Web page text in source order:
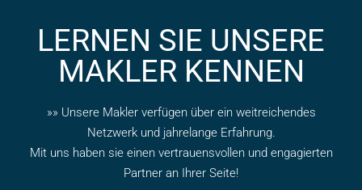
LERNEN SIE UNSERE
MAKLER KENNEN
»» Unsere Makler verfügen über ein weitreichendes
Netzwerk und jahrelange Erfahrung.
Mit uns haben sie einen vertrauensvollen und engagierten
Partner an Ihrer Seite!